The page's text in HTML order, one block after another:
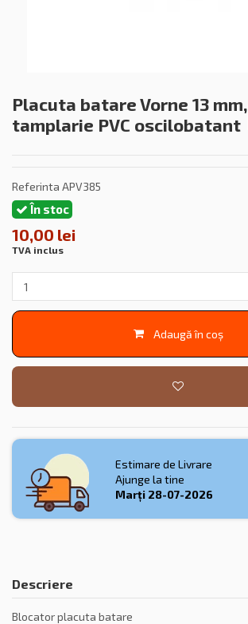
Placuta batare Vorne 13 mm,
tamplarie PVC oscilobatant
Referinta APV385
În stoc
10,00 lei
TVA inclus
Adaugă în coș
Estimare de Livrare
Ajunge la tine
Marți 28-07-2026
Descriere
Blocator placuta batare